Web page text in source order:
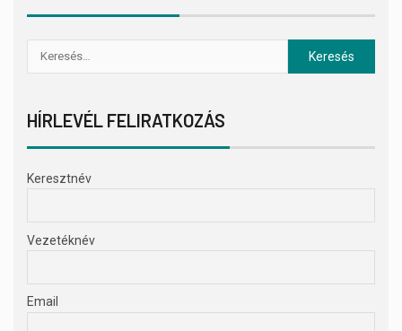
HÍRLEVÉL FELIRATKOZÁS
Keresztnév
Vezetéknév
Email